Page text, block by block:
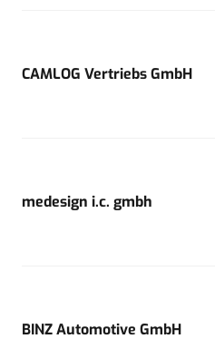
CAMLOG Vertriebs GmbH
medesign i.c. gmbh
BINZ Automotive GmbH